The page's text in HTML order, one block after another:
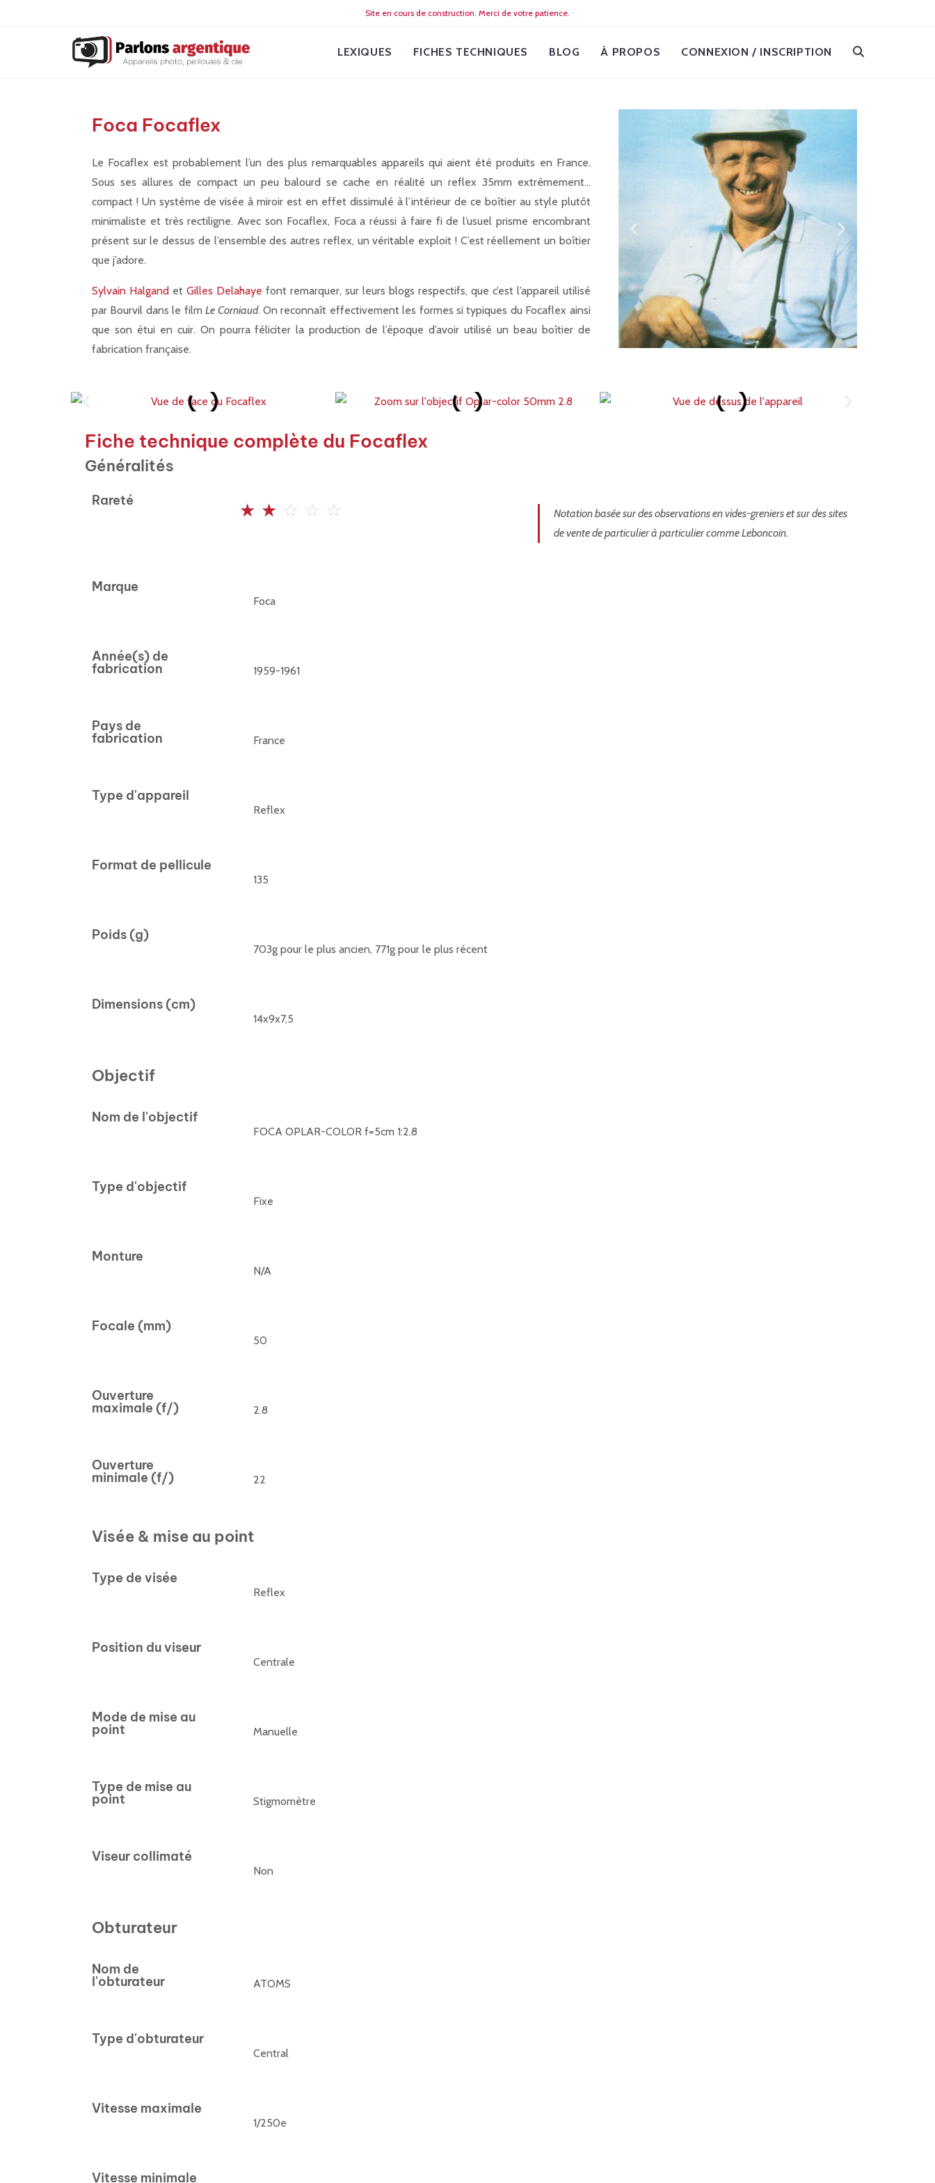
Site en cours de construction. Merci de votre patience.
LEXIQUES FICHES TECHNIQUES BLOG À PROPOS CONNEXION / INSCRIPTION
Foca Focaflex
Le Focaflex est probablement l’un des plus remarquables appareils qui aient été produits en France.
Sous ses allures de compact un peu balourd se cache en réalité un reflex 35mm extrêmement…
compact ! Un système de visée à miroir est en effet dissimulé à l’intérieur de ce boîtier au style plutôt
minimaliste et très rectiligne. Avec son Focaflex, Foca a réussi à faire fi de l’usuel prisme encombrant
présent sur le dessus de l’ensemble des autres reflex, un véritable exploit ! C’est réellement un boîtier
que j’adore.
Sylvain Halgandet Gilles Delahaye font remarquer, sur leurs blogs respectifs, que c’est l’appareil utilisé
par Bourvil dans le filmLe Corniaud. On reconnaît effectivement les formes si typiques du Focaflex ainsi
que son étui en cuir. On pourra féliciter la production de l’époque d’avoir utilisé un beau boîtier de
fabrication française.
Fiche technique complète du Focaflex
Généralités
Rareté ☆ ☆ ☆ ☆ ☆
Notation basée sur des observations en vides-greniers et sur des sites
de vente de particulier à particulier comme Leboncoin.
Marque
Foca
Année(s) de
fabrication 1959-1961
Pays de
fabrication France
Type d'appareil
Reflex
Format de pellicule
135
Poids (g)
703g pour le plus ancien, 771g pour le plus récent
Dimensions (cm)
14x9x7,5
Objectif
Nom de l'objectif
FOCA OPLAR-COLOR f=5cm 1:2.8
Type d'objectif
Fixe
Monture
N/A
Focale (mm)
50
Ouverture
maximale (f/) 2.8
Ouverture
minimale (f/) 22
Visée & mise au point
Type de visée
Reflex
Position du viseur
Centrale
Mode de mise au
point Manuelle
Type de mise au
point Stigmomètre
Viseur collimaté
Non
Obturateur
Nom de
l'obturateur ATOMS
Type d'obturateur
Central
Vitesse maximale
1/250e
Vitesse minimale